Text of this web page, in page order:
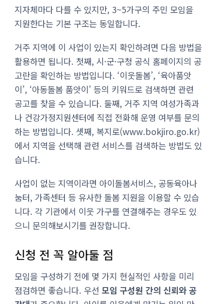
지자체마다 다를 수 있지만, 3~5가구의 주민 모임을
지원한다는 기본 구조는 동일합니다.
거주 지역에 이 사업이 있는지 확인하려면 다음 방법을
활용하면 됩니다. 첫째, 시·군·구청 공식 홈페이지의 공
고란을 확인하는 방법입니다. ‘이웃돌봄’, ‘육아품앗
이’, ‘아동돌봄 품앗이’ 등의 키워드로 검색하면 관련
공고를 찾을 수 있습니다. 둘째, 거주 지역 여성가족과
나 건강가정지원센터에 직접 전화해 운영 여부를 문의
하는 방법입니다. 셋째, 복지로(www.bokjiro.go.kr)
에서 지역을 선택해 관련 서비스를 검색하는 방법도 있
습니다.
사업이 없는 지역이라면 아이돌봄서비스, 공동육아나
눔터, 가족센터 등 유사한 돌봄 지원을 이용할 수 있습
니다. 각 기관에서 이웃 가구를 연결해주는 경우도 있
으니 문의해보시기를 권장합니다.
신청 전 꼭 알아둘 점
모임을 구성하기 전에 몇 가지 현실적인 사항을 미리
점검하면 좋습니다. 우선 모임 구성원 간의 신뢰와 공